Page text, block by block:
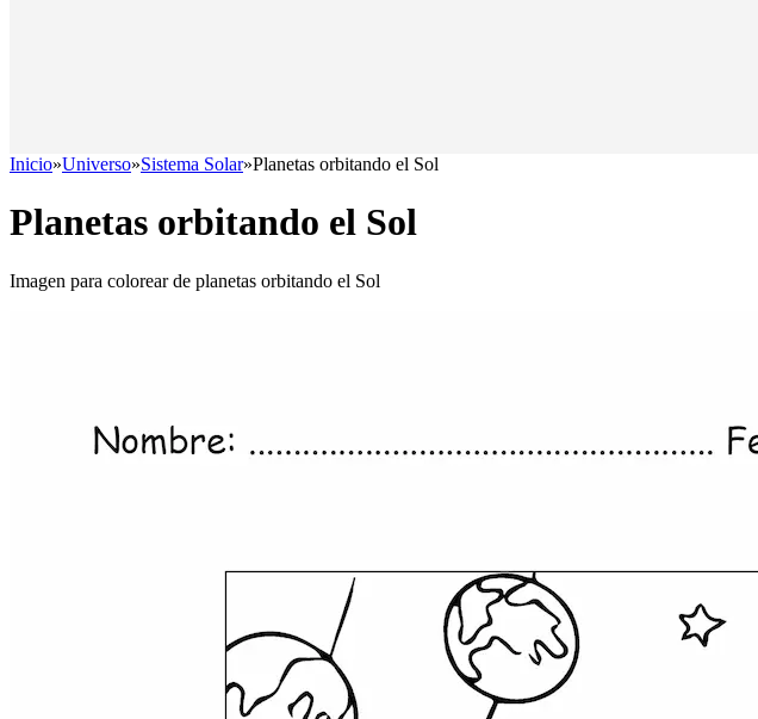
Inicio»Universo»Sistema Solar»Planetas orbitando el Sol
Planetas orbitando el Sol
Imagen para colorear de planetas orbitando el Sol